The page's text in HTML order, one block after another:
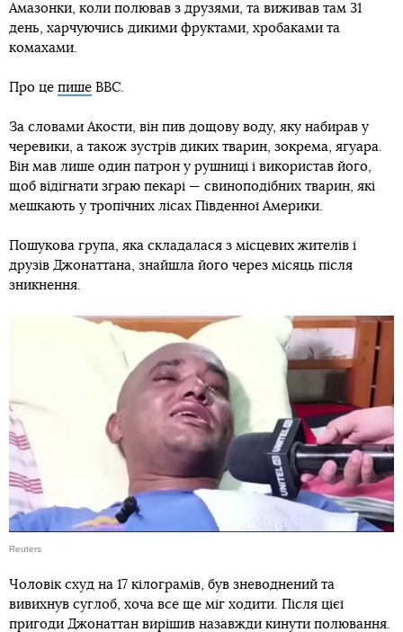
Амазонки, коли полював з друзями, та виживав там 31
день, харчуючись дикими фруктами, хробаками та
комахами.
Про це пише BBC.
За словами Акости, він пив дощову воду, яку набирав у
черевики, а також зустрів диких тварин, зокрема, ягуара.
Він мав лише один патрон у рушниці і використав його,
щоб відігнати зграю пекарі — свиноподібних тварин, які
мешкають у тропічних лісах Південної Америки.
Пошукова група, яка складалася з місцевих жителів і
друзів Джонаттана, знайшла його через місяць після
зникнення.
Reuters
Чоловік схуд на 17 кілограмів, був зневоднений та
вивихнув суглоб, хоча все ще міг ходити. Після цієї
пригоди Джонаттан вирішив назавжди кинути полювання.